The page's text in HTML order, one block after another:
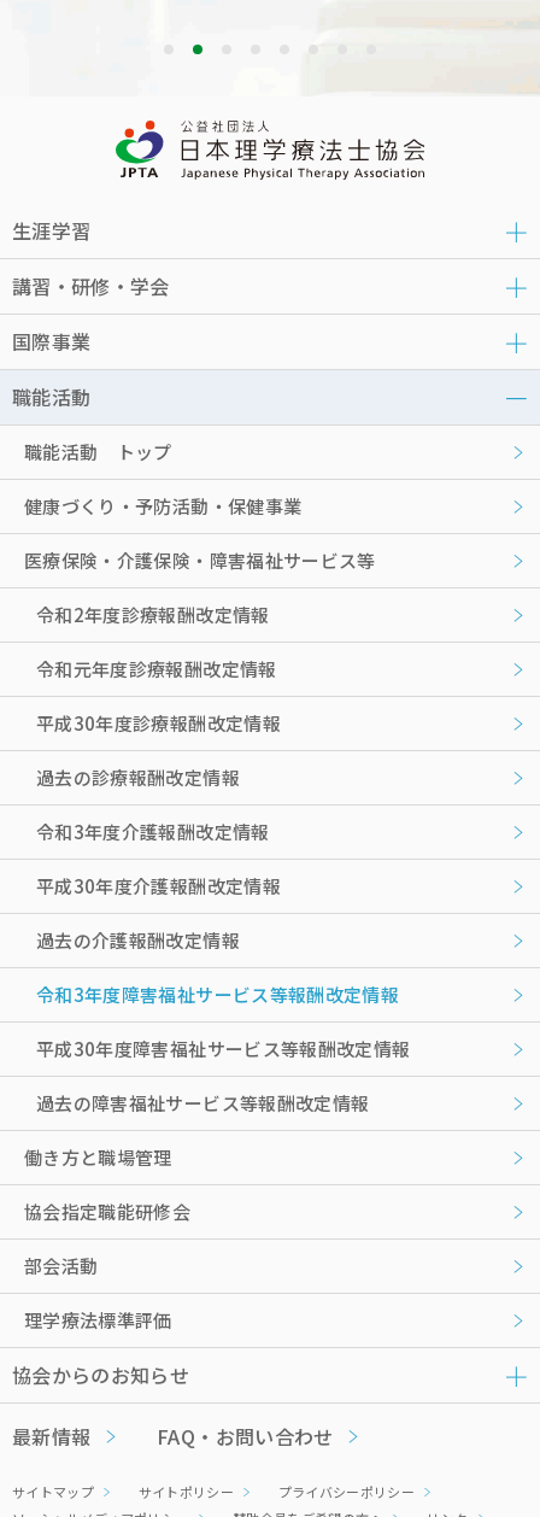
生涯学習
講習・研修・学会
国際事業
職能活動
職能活動 トップ
健康づくり・予防活動・保健事業
医療保険・介護保険・障害福祉サービス等
令和2年度診療報酬改定情報
令和元年度診療報酬改定情報
平成30年度診療報酬改定情報
過去の診療報酬改定情報
令和3年度介護報酬改定情報
平成30年度介護報酬改定情報
過去の介護報酬改定情報
令和3年度障害福祉サービス等報酬改定情報
平成30年度障害福祉サービス等報酬改定情報
過去の障害福祉サービス等報酬改定情報
働き方と職場管理
協会指定職能研修会
部会活動
理学療法標準評価
協会からのお知らせ
最新情報 FAQ・お問い合わせ
サイトマップ サイトポリシー
プライバシーポリシー